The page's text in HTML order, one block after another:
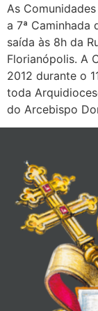
As
a 7ª Caminhada
saída às 8h da
Florianópolis. A
2012 durante o
toda
do Arcebispo